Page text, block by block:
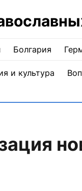
Болгария
и культура